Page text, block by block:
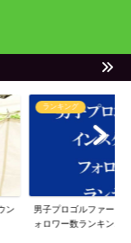
ン
ランキング
男子プロゴルファー・
ォロワー数ランキン...